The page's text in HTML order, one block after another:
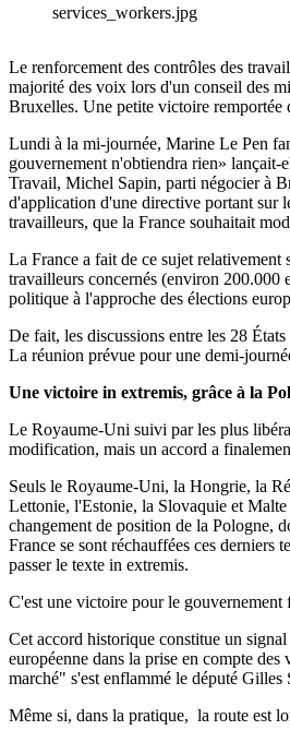
services_workers.jpg
Le renforcement des contrôles des
majorité des voix lors d'un conseil des
Bruxelles. Une petite victoire remportée
Lundi à la mi-journée, Marine Le Pen
gouvernement n'obtiendra rien» lançait-
Travail, Michel Sapin, parti négocier à
d'application d'une directive portant sur
travailleurs, que la France souhaitait
La France a fait de ce sujet relativement
travailleurs concernés (environ 200.000
politique à l'approche des élections
De fait, les discussions entre les 28
La réunion prévue pour une demi-
Une victoire in extremis, grâce à la
Le Royaume-Uni suivi par les plus
modification, mais un accord a
Seuls le Royaume-Uni, la Hongrie, la
Lettonie, l'Estonie, la Slovaquie et
changement de position de la Pologne,
France se sont réchauffées ces derniers
passer le texte in extremis.
C'est une victoire pour le gouvernement
Cet accord historique constitue un
européenne dans la prise en compte
marché" s'est enflammé le député Gilles
Même si, dans la pratique, la route est